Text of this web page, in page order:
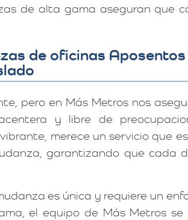
de alta gama aseguran que
de oficinas
pero en Más Metros nos
y libre de
merece un servicio que
garantizando que cada
es única y requiere un
el equipo de Más Metros